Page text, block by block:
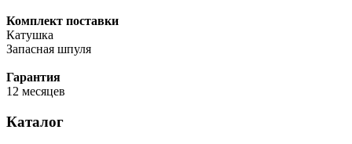
Комплект поставки
Катушка
Запасная шпуля
Гарантия
12 месяцев
Каталог